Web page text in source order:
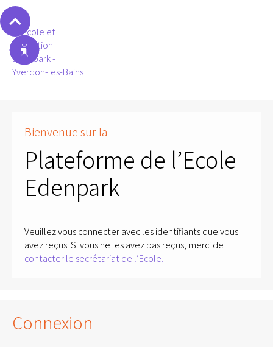
Bienvenue sur la
Plateforme de l’Ecole
Edenpark
Veuillez vous connecter avec les identifiants que vous
avez reçus. Si vous ne les avez pas reçus, merci de
contacter le secrétariat de l’Ecole.
Connexion